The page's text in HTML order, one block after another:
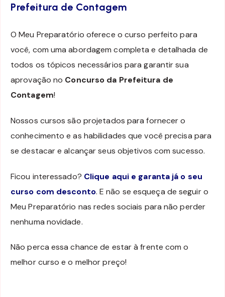
Prefeitura de Contagem
O Meu Preparatório oferece o curso perfeito para
você, com uma abordagem completa e detalhada de
todos os tópicos necessários para garantir sua
aprovação no Concurso da Prefeitura de
Contagem!
Nossos cursos são projetados para fornecer o
conhecimento e as habilidades que você precisa para
se destacar e alcançar seus objetivos com sucesso.
Ficou interessado? Clique aqui e garanta já o seu
curso com desconto. E não se esqueça de seguir o
Meu Preparatório nas redes sociais para não perder
nenhuma novidade.
Não perca essa chance de estar à frente com o
melhor curso e o melhor preço!